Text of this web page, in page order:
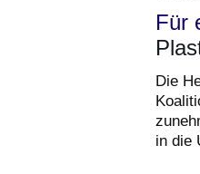
Für
Die
in die